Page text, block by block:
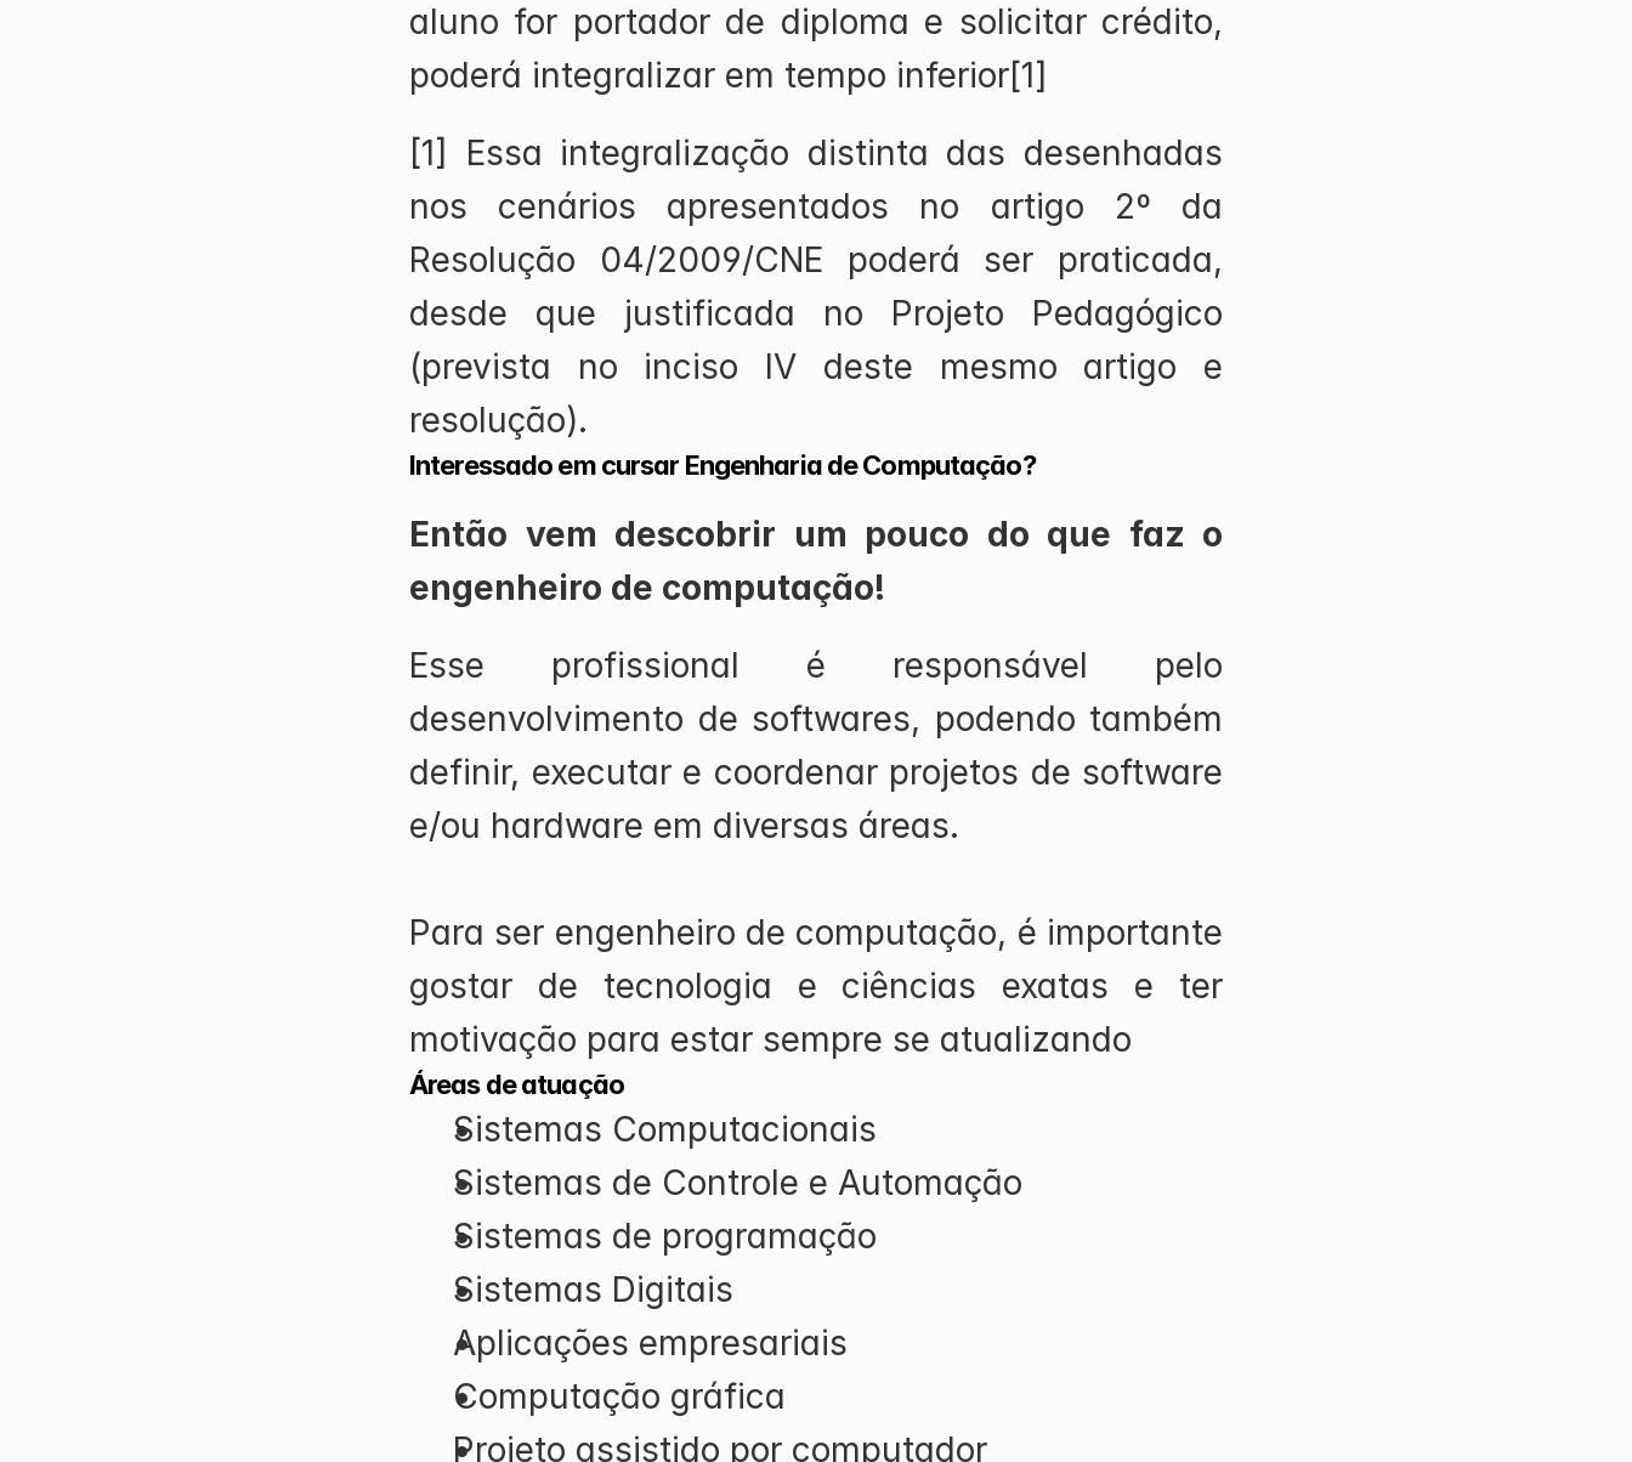
aluno for portador de diploma e solicitar crédito,
poderá integralizar em tempo inferior[1]
[1] Essa integralização distinta das desenhadas
nos cenários apresentados no artigo 2º da
Resolução 04/2009/CNE poderá ser praticada,
desde que justificada no Projeto Pedagógico
(prevista no inciso IV deste mesmo artigo e
resolução).
Interessado em cursar Engenharia de Computação?
Então vem descobrir um pouco do que faz o
engenheiro de computação!
Esse profissional é responsável pelo
desenvolvimento de softwares, podendo também
definir, executar e coordenar projetos de software
e/ou hardware em diversas áreas.
Para ser engenheiro de computação, é importante
gostar de tecnologia e ciências exatas e ter
motivação para estar sempre se atualizando
Áreas de atuação
Sistemas Computacionais
Sistemas de Controle e Automação
Sistemas de programação
Sistemas Digitais
Aplicações empresariais
Computação gráfica
Projeto assistido por computador